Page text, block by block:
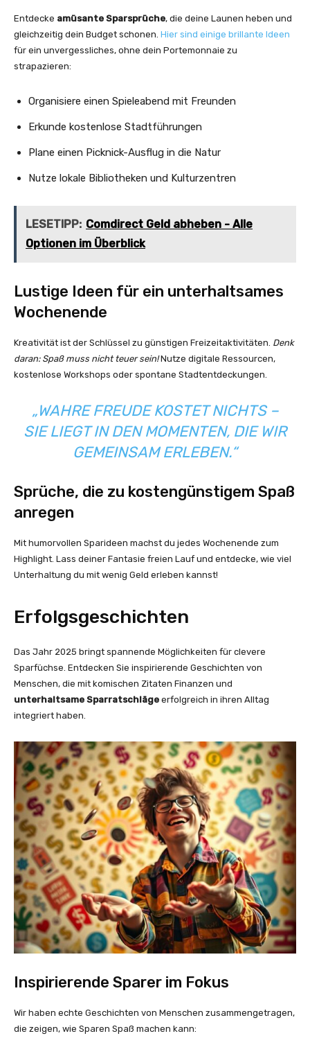
Entdecke amüsante Sparsprüche, die deine Launen heben und
gleichzeitig dein Budget schonen. Hier sind einige brillante Ideen
für ein unvergessliches, ohne dein Portemonnaie zu
strapazieren:
Organisiere einen Spieleabend mit Freunden
Erkunde kostenlose Stadtführungen
Plane einen Picknick-Ausflug in die Natur
Nutze lokale Bibliotheken und Kulturzentren
LESETIPP: Comdirect Geld abheben - Alle
Optionen im Überblick
Lustige Ideen für ein unterhaltsames
Wochenende
Kreativität ist der Schlüssel zu günstigen Freizeitaktivitäten. Denk
daran: Spaß muss nicht teuer sein!Nutze digitale Ressourcen,
kostenlose Workshops oder spontane Stadtentdeckungen.
„WAHRE FREUDE KOSTET NICHTS –
SIE LIEGT IN DEN MOMENTEN, DIE WIR
GEMEINSAM ERLEBEN.“
Sprüche, die zu kostengünstigem Spaß
anregen
Mit humorvollen Sparideen machst du jedes Wochenende zum
Highlight. Lass deiner Fantasie freien Lauf und entdecke, wie viel
Unterhaltung du mit wenig Geld erleben kannst!
Erfolgsgeschichten
Das Jahr 2025 bringt spannende Möglichkeiten für clevere
Sparfüchse. Entdecken Sie inspirierende Geschichten von
Menschen, die mit komischen Zitaten Finanzen und
unterhaltsame Sparratschläge erfolgreich in ihren Alltag
integriert haben.
Inspirierende Sparer im Fokus
Wir haben echte Geschichten von Menschen zusammengetragen,
die zeigen, wie Sparen Spaß machen kann: